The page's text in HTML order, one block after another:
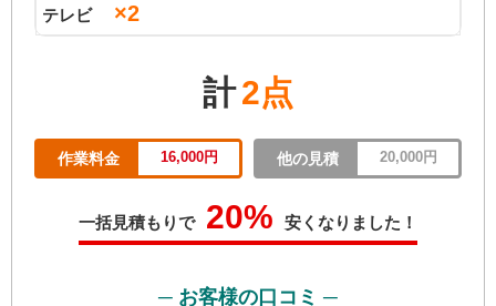
テレビ ×2
計2点
作業料金 16,000円 他の見積 20,000円
一括見積もりで 20% 安くなりました！
─ お客様の口コミ ─